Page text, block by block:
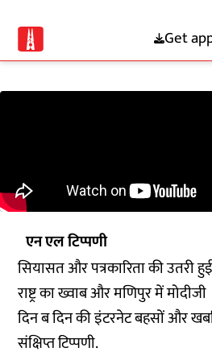
Get
एन एल टिप्पणी
सियासत और पत्रकारिता की उतरी
राष्ट्र का ख्वाब और मणिपुर में मोदीजी
दिन ब दिन की इंटरनेट बहसों और
संक्षिप्त टिप्पणी.